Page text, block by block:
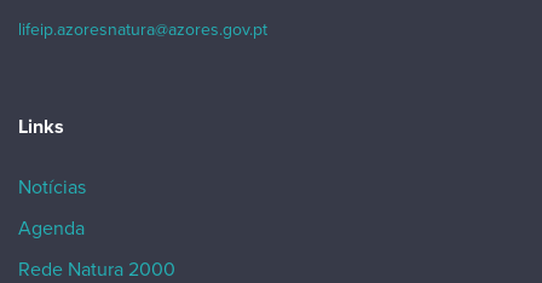
lifeip.azoresnatura@azores.gov.pt
Links
Notícias
Agenda
Rede Natura 2000